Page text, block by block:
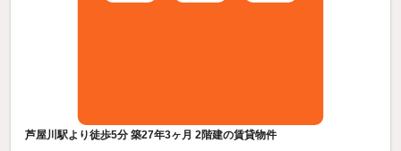
芦屋川駅より徒歩5分 築27年3ヶ月 2階建の賃貸物件